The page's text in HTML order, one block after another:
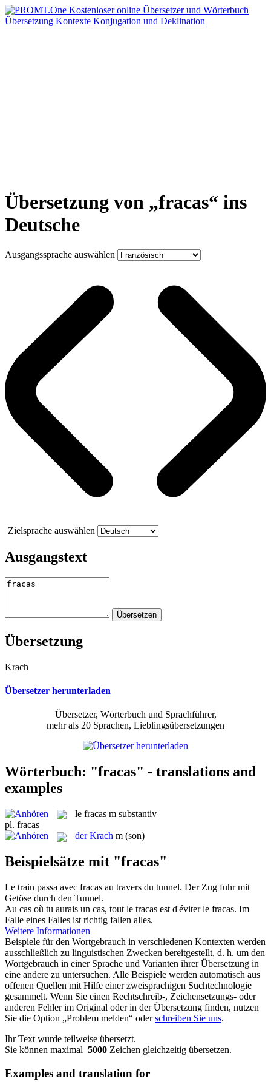
Übersetzung Kontexte Konjugation und Deklination
Übersetzung von „fracas“ ins
Deutsche
Ausgangssprache auswählen
Zielsprache auswählen
Ausgangstext
Übersetzung
Krach
Übersetzer herunterladen
Übersetzer, Wörterbuch und Sprachführer,
mehr als 20 Sprachen, Lieblingsübersetzungen
Wörterbuch: "fracas" - translations and
examples
le fracas m substantiv
pl. fracas
derKrach m (son)
Beispielsätze mit "fracas"
Le train passa avec fracas au travers du tunnel. Der Zug fuhr mit
Getöse durch den Tunnel.
Au cas où tu aurais un cas, tout le tracas est d'éviter le fracas. Im
Falle eines Falles ist richtig fallen alles.
Weitere Informationen
Beispiele für den Wortgebrauch in verschiedenen Kontexten werden
ausschließlich zu linguistischen Zwecken bereitgestellt, d. h. um den
Wortgebrauch in einer Sprache und Varianten ihrer Übersetzung in
eine andere zu untersuchen. Alle Beispiele werden automatisch aus
offenen Quellen mit Hilfe einer zweisprachigen Suchtechnologie
gesammelt. Wenn Sie einen Rechtschreib-, Zeichensetzungs- oder
anderen Fehler im Original oder in der Übersetzung finden, nutzen
Sie die Option „Problem melden“ oderschreiben Sie uns.
Ihr Text wurde teilweise übersetzt.
Sie können maximal 5000 Zeichen gleichzeitig übersetzen.
Examples and translation for